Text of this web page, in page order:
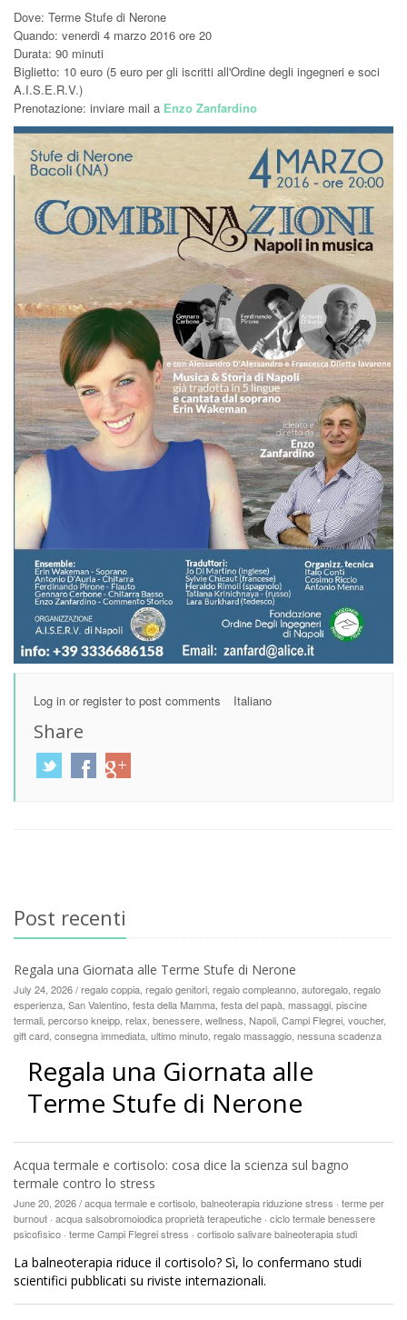
Dove: Terme Stufe di Nerone
Quando: venerdi 4 marzo 2016 ore 20
Durata: 90 minuti
Biglietto: 10 euro (5 euro per gli iscritti all'Ordine degli ingegneri e soci
A.I.S.E.R.V.)
Prenotazione: inviare mail a Enzo Zanfardino
Log in or registerto post comments Italiano
Share
Post recenti
Regala una Giornata alle Terme Stufe di Nerone
July 24, 2026 / regalo coppia, regalo genitori, regalo compleanno, autoregalo, regalo
esperienza, San Valentino, festa della Mamma, festa del papà, massaggi, piscine
termali, percorso kneipp, relax, benessere, wellness, Napoli, Campi Flegrei, voucher,
gift card, consegna immediata, ultimo minuto, regalo massaggio, nessuna scadenza
Regala una Giornata alle
Terme Stufe di Nerone
Acqua termale e cortisolo: cosa dice la scienza sul bagno
termale contro lo stress
June 20, 2026 / acqua termale e cortisolo, balneoterapia riduzione stress · terme per
burnout · acqua salsobromoiodica proprietà terapeutiche · ciclo termale benessere
psicofisico · terme Campi Flegrei stress · cortisolo salivare balneoterapia studi
La balneoterapia riduce il cortisolo? Sì, lo confermano studi
scientifici pubblicati su riviste internazionali.